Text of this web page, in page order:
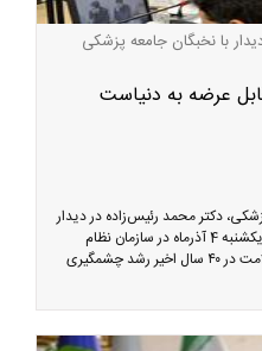
با نخبگان جامعه پزشکی
عرضه به دنیاست
دکتر محمد رئیس‌زاده در دیدار
با نخبگان جامعه پزشکی کشور که عصر یکشنبه 4 آذرماه در سازمان نظام
پزشکی برگزار شد با بیان اینکه حوزه سلامت در ۴۰ سال اخیر رشد چشمگیری